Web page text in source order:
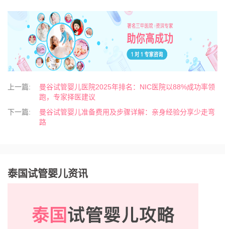
上一篇:
曼谷试管婴儿医院2025年排名：NIC医院以88%成功率领
跑，专家择医建议
下一篇:
曼谷试管婴儿准备费用及步骤详解：亲身经验分享少走弯
路
泰国试管婴儿资讯